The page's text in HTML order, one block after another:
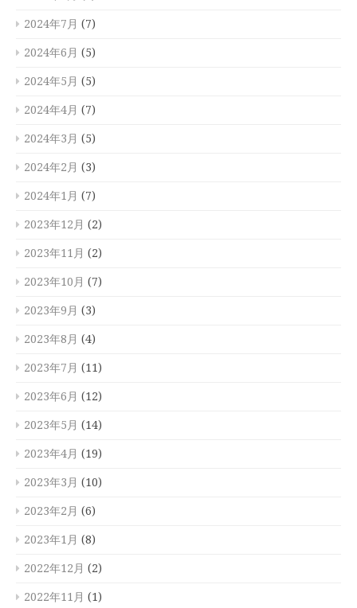
2024年7月 (7)
2024年6月 (5)
2024年5月 (5)
2024年4月 (7)
2024年3月 (5)
2024年2月 (3)
2024年1月 (7)
2023年12月 (2)
2023年11月 (2)
2023年10月 (7)
2023年9月 (3)
2023年8月 (4)
2023年7月 (11)
2023年6月 (12)
2023年5月 (14)
2023年4月 (19)
2023年3月 (10)
2023年2月 (6)
2023年1月 (8)
2022年12月 (2)
2022年11月 (1)